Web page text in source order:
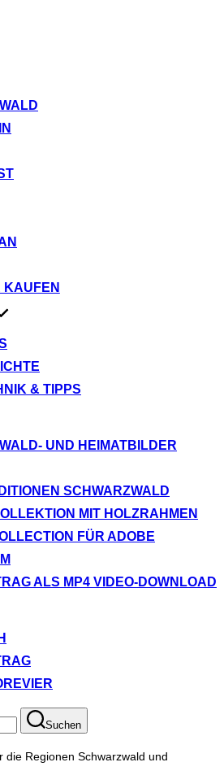
KAUFEN
& TIPPS
UND HEIMATBILDER
SCHWARZWALD
MIT HOLZRAHMEN
FÜR ADOBE
ALS MP4 VIDEO-DOWNLOAD
Suchen
die Regionen Schwarzwald und